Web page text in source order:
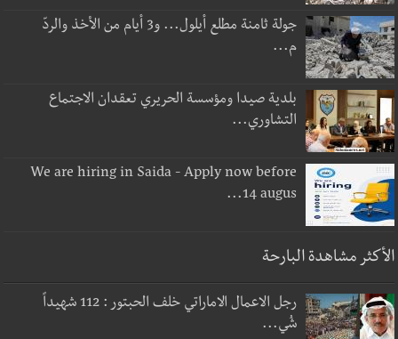
جولة ثامنة مطلع أيلول... و3 أيام من الأخذ والردّ
م...
بلدية صيدا ومؤسسة الحريري تعقدان الاجتماع
التشاوري...
We are hiring in Saida - Apply now before
14 augus...
الأكثر مشاهدة البارحة
رجل الاعمال الاماراتي خلف الحبتور : 112 شهيداً
شُي...